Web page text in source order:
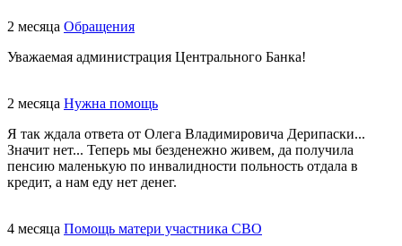
2 месяца Обращения
Уважаемая администрация Центрального Банка!
2 месяца Нужна помощь
Я так ждала ответа от Олега Владимировича Дерипаски...
Значит нет... Теперь мы безденежно живем, да получила
пенсию маленькую по инвалидности польность отдала в
кредит, а нам еду нет денег.
4 месяца Помощь матери участника СВО